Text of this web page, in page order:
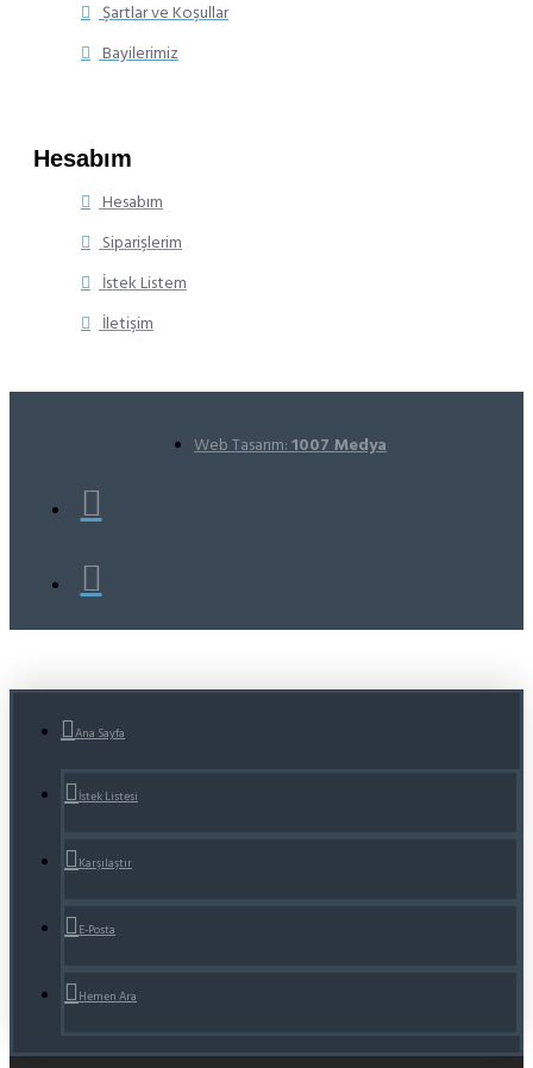
Şartlar ve Koşullar
Bayilerimiz
Hesabım
Hesabım
Siparişlerim
İstek Listem
İletişim
Web Tasarım:1007 Medya
Ana Sayfa
İstek Listesi
Karşılaştır
E-Posta
Hemen Ara